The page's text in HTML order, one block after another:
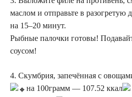
маслом и отправьте в разогретую
на 15–20 минут.
Рыбные палочки готовы!
соусом!
4. Скумбрия, запечённая с
на 100грамм — 107.52 ккал